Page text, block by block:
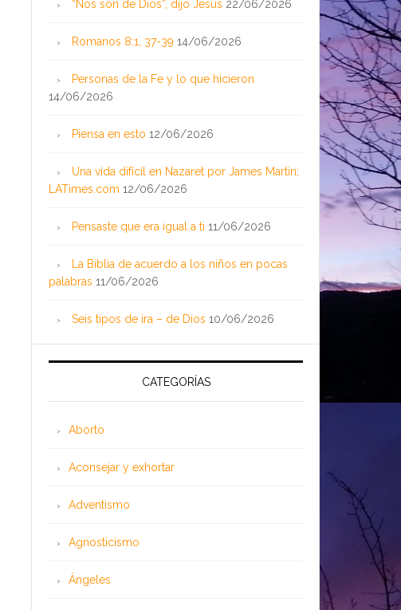
“Nos son de Dios”, dijo Jesús 22/06/2026
Romanos 8:1, 37-39 14/06/2026
Personas de la Fe y lo que hicieron
14/06/2026
Piensa en esto 12/06/2026
Una vida difícil en Nazaret por James Martin;
LATimes.com 12/06/2026
Pensaste que era igual a ti 11/06/2026
La Biblia de acuerdo a los niños en pocas
palabras 11/06/2026
Seis tipos de ira – de Dios 10/06/2026
CATEGORÍAS
Aborto
Aconsejar y exhortar
Adventismo
Agnosticismo
Ángeles